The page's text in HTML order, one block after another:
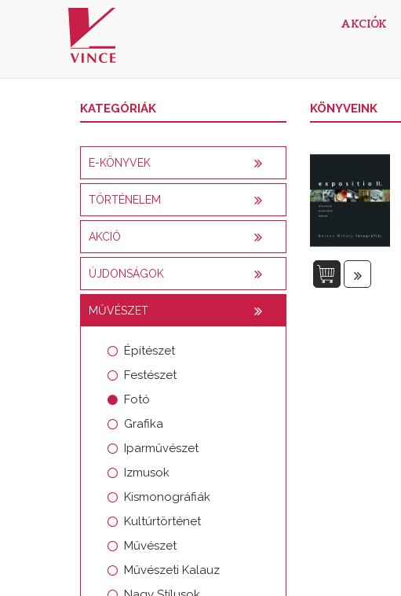
AKCIÓK
KATEGÓRIÁK
E-KÖNYVEK
TÖRTÉNELEM
AKCIÓ
ÚJDONSÁGOK
MŰVÉSZET
Építészet
Festészet
Fotó
Grafika
Iparművészet
Izmusok
Kismonográfiák
Kultúrtörténet
Művészet
Művészeti Kalauz
KÖNYVEINK